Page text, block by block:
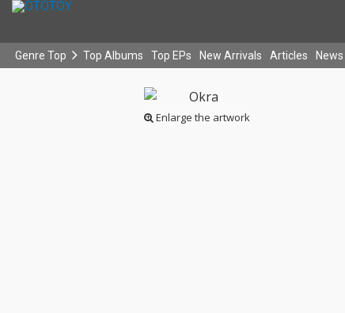
Genre Top Top Albums Top EPs New Arrivals Articles News
Enlarge the artwork